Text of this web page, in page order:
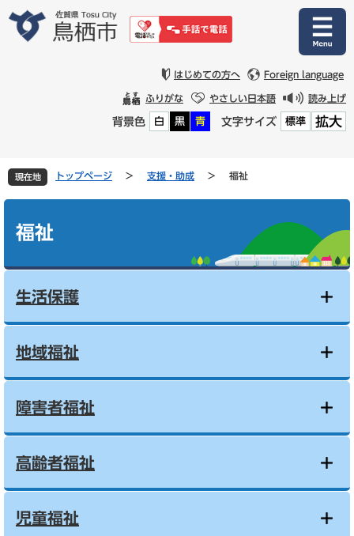
文
はじめての方へ Foreign language
ふりがな やさしい日本語 読み上げ
背景色 白 黒 青 文字サイズ 標準 拡大
現在地 トップページ > 支援・助成 > 福祉
福祉
生活保護
地域福祉
障害者福祉
高齢者福祉
児童福祉